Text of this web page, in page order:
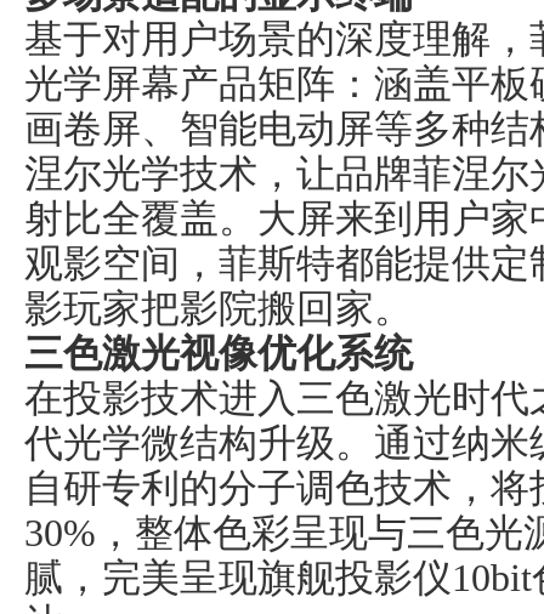
基于对用户场景的深度理解
光学屏幕产品矩阵：涵盖平
画卷屏、智能电动屏等多种结
涅尔光学技术 ， 让品牌菲涅尔
射比全覆盖。 大屏来到用户
观影空间，菲斯特都能提供定
影玩家把影院搬回家。
三色激光视像优化系统
在投影技术进入三色激光时
代光学微结构升级。通过纳米
自研专利的分子调色技术， 将
30% ，整体色彩呈现与三色
腻，完美呈现旗舰投影仪10bit